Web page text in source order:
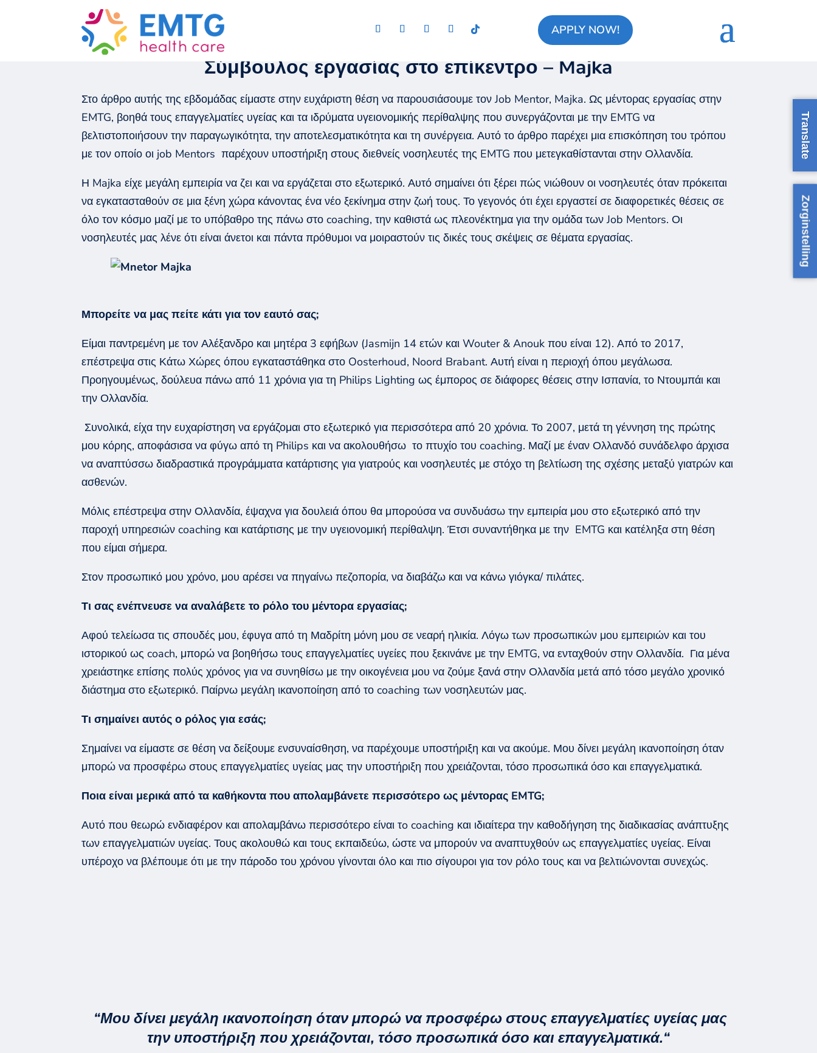
APPLY NOW!
Zorginstelling
Go back
Σύμβουλος εργασίας στο επίκεντρο – Majka
Στοάρθρο αυτής της εβδομάδας είμαστε στην ευχάριστη θέση να παρουσιάσουμε τονJob Mentor, Majka. Ως μέντορας εργασίας στην
EMTG, βοηθά τους επαγγελματίες υγείας και τα ιδρύματα υγειονομικής περίθαλψηςπου συνεργάζονται με την EMTG να
βελτιστοποιήσουν την παραγωγικότητα, την αποτελεσματικότητα και τη συνέργεια. Αυτό τοάρθρο παρέχει μια επισκόπηση του τρόπου
με τον οποίο οι job Mentors παρέχουν υποστήριξη στους διεθνείςνοσηλευτές της EMTG που μετεγκαθίστανται στην Ολλανδία.
Η Majka είχε μεγάλη εμπειρία να ζει και να εργάζεται στο εξωτερικό.Αυτό σημαίνει ότι ξέρει πώς νιώθουν οινοσηλευτές όταν πρόκειται
να εγκατασταθούν σε μια ξένη χώρα κάνοντας ένα νέο ξεκίνημα στην ζωή τους. Το γεγονός ότι έχει εργαστεί σε διαφορετικές θέσεις σε
όλο τον κόσμο μαζί με το υπόβαθρο της πάνω στοcoaching, την καθιστάως πλεονέκτημα για την ομάδα των Job Mentors. Οι
νοσηλευτές μας λένε ότι είναι άνετοι και πάντα πρόθυμοι να μοιραστούν τις δικές τους σκέψεις σε θέματα εργασίας.
Μπορείτε να μας πείτε κάτι για τον εαυτό σας;
Είμαι παντρεμένη με τον Αλέξανδρο και μητέρα 3 εφήβων (Jasmijn 14 ετών καιWouter&Anouk που είναι 12). Από το 2017,
επέστρεψαστις Κάτω Χώρες όπου εγκαταστάθηκα στο Oosterhoud, Noord Brabant. Αυτή είναι η περιοχή όπου μεγάλωσα.
Προηγουμένως, δούλευα πάνω από 11 χρόνια για τη Philips Lighting ως έμπορος σε διάφορες θέσεις στην Ισπανία, το Ντουμπάι και
την Ολλανδία.
Συνολικά, είχα την ευχαρίστηση να εργάζομαι στο εξωτερικό για περισσότερα από 20 χρόνια. Το 2007, μετά τη γέννηση της πρώτης
μου κόρης, αποφάσισα να φύγω από τη Philips και να ακολουθήσω τοπτυχίοτουcoaching. Μαζί με έναν Ολλανδό συνάδελφο άρχισα
να αναπτύσσωδιαδραστικά προγράμματα κατάρτισης για γιατρούς και νοσηλευτές με στόχο τη βελτίωση της σχέσης μεταξύ γιατρών και
ασθενών.
Μόλις επέστρεψα στην Ολλανδία, έψαχνα για δουλειά όπου θα μπορούσα να συνδυάσω την εμπειρία μου στο εξωτερικό από την
παροχή υπηρεσιώνcoaching και κατάρτισης με την υγειονομική περίθαλψη. Έτσι συναντήθηκα με την EMTG και κατέληξα στη θέση
που είμαι σήμερα.
Στον προσωπικό μου χρόνο, μου αρέσει να πηγαίνω πεζοπορία, να διαβάζω και να κάνω γιόγκα/πιλάτες.
Τι σας ενέπνευσε να αναλάβετε το ρόλο του μέντορα εργασίας;
Αφού τελείωσα τις σπουδές μου, έφυγα από τη Μαδρίτη μόνη μου σε νεαρή ηλικία. Λόγω των προσωπικών μου εμπειριών και του
ιστορικού ωςcoach, μπορώ να βοηθήσω τους επαγγελματίες υγείες που ξεκινάνε με την EMTG, να ενταχθούν στην Ολλανδία. Για μένα
χρειάστηκε επίσης πολύς χρόνος για να συνηθίσω με την οικογένεια μουνα ζούμε ξανά στην Ολλανδία μετά από τόσο μεγάλο χρονικό
διάστημα στο εξωτερικό. Παίρνω μεγάλη ικανοποίηση απότοcoaching των νοσηλευτών μας.
Τι σημαίνει αυτός ο ρόλος για εσάς;
Σημαίνει να είμαστε σε θέση να δείξουμεενσυναίσθηση, να παρέχουμε υποστήριξη και να ακούμε. Μου δίνει μεγάλη ικανοποίηση όταν
μπορώ να προσφέρω στους επαγγελματίες υγείας μας την υποστήριξη που χρειάζονται, τόσο προσωπικά όσο και επαγγελματικά.
Ποια είναι μερικά από τα καθήκοντα που απολαμβάνετε περισσότερο ως μέντορας EMTG;
Αυτό που θεωρώ ενδιαφέρον και απολαμβάνω περισσότερο είναιτo coaching και ιδιαίτερα την καθοδήγηση της διαδικασίας ανάπτυξης
των επαγγελματιών υγείας. Τους ακολουθώ και τους εκπαιδεύω, ώστε να μπορούν νααναπτυχθούν ως επαγγελματίες υγείας. Είναι
υπέροχο να βλέπουμε ότι με την πάροδο του χρόνου γίνονται όλο και πιο σίγουροι για τον ρόλοτους και να βελτιώνονται συνεχώς.
“Μου δίνει μεγάλη ικανοποίηση όταν μπορώ να προσφέρω στους επαγγελματίες υγείας μας
την υποστήριξη που χρειάζονται, τόσο προσωπικά όσο και επαγγελματικά.“
Translate